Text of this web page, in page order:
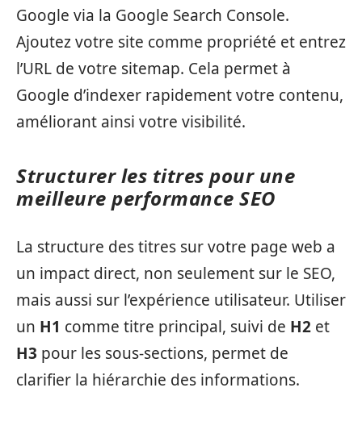
Google via la Google Search Console.
Ajoutez votre site comme propriété et entrez
l’URL de votre sitemap. Cela permet à
Google d’indexer rapidement votre contenu,
améliorant ainsi votre visibilité.
Structurer les titres pour une
meilleure performance SEO
La structure des titres sur votre page web a
un impact direct, non seulement sur le SEO,
mais aussi sur l’expérience utilisateur. Utiliser
un H1 comme titre principal, suivi de H2 et
H3 pour les sous-sections, permet de
clarifier la hiérarchie des informations.